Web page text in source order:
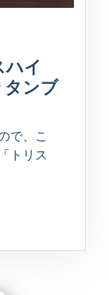
ハイ
タンブ
で、こ
トリス